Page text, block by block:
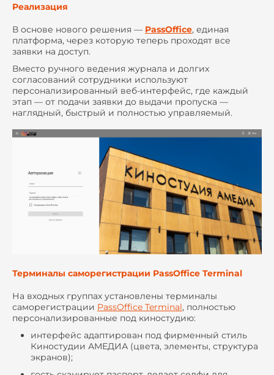
Реализация
В основе нового решения — PassOffice, единая
платформа, через которую теперь проходят все
заявки на доступ.
Вместо ручного ведения журнала и долгих
согласований сотрудники используют
персонализированный веб-интерфейс, где каждый
этап — от подачи заявки до выдачи пропуска —
наглядный, быстрый и полностью управляемый.
Терминалы саморегистрации PassOffice Terminal
На входных группах установлены терминалы
саморегистрации PassOffice Terminal, полностью
персонализированные под киностудию:
интерфейс адаптирован под фирменный стиль
Киностудии АМЕДИА (цвета, элементы, структура
экранов);